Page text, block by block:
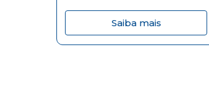
Saiba mais